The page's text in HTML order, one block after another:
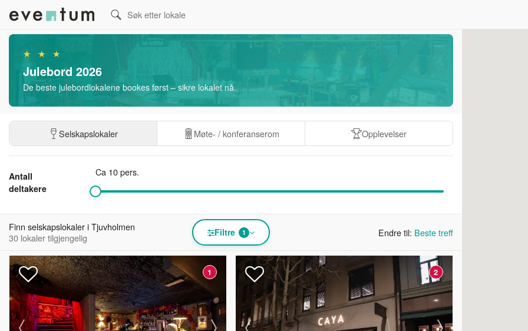
★ ★ ★
Julebord 2026
De beste julebordlokalene bookes først – sikre lokalet nå.
Selskapslokaler Møte- / konferanserom Opplevelser
Antall
deltakere
Ca 10 pers.
Finn selskapslokaler i Tjuvholmen
30 lokaler tilgjengelig
Filtre 1 Endre til: Beste treff
1 2